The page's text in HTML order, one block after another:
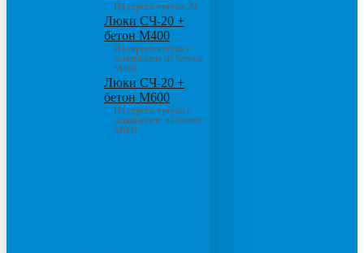
Из серого чугуна 20
Люки СЧ-20 +
бетон М400
Из серого чугуна с
основанием из бетона
М400
Люки СЧ-20 +
бетон М600
Из серого чугуна с
основанием из бетона
М600